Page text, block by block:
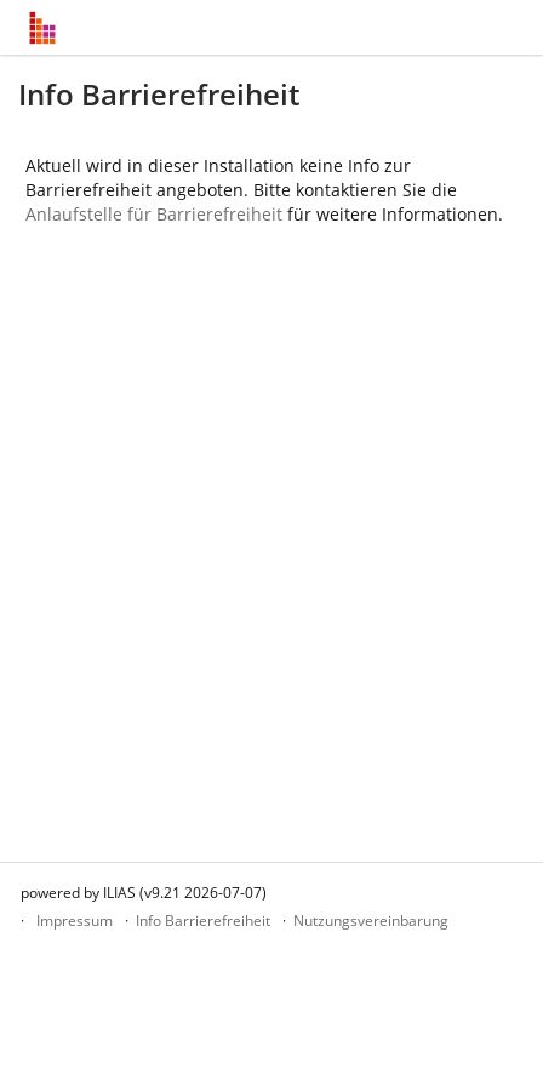
Info Barrierefreiheit
Aktuell wird in dieser Installation keine Info zur
Barrierefreiheit angeboten. Bitte kontaktieren Sie die
Anlaufstelle für Barrierefreiheit für weitere Informationen.
powered by ILIAS (v9.21 2026-07-07)
Impressum
Info Barrierefreiheit Nutzungsvereinbarung